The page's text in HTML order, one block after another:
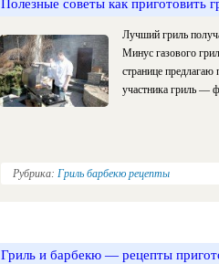
Полезные советы как приготовить
Лучший гриль
Минус газового
странице предлагаю
участника гриль —
Рубрика: Гриль барбекю рецепты
Гриль и барбекю — рецепты